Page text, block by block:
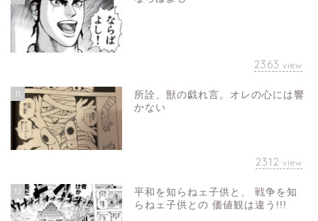
2363 view
11
所詮、獣の戯れ言。オレの心には響
かない
2312 view
12
平和を知らねェ子供と、 戦争を知
らねェ子供との 価値観は違う!!!